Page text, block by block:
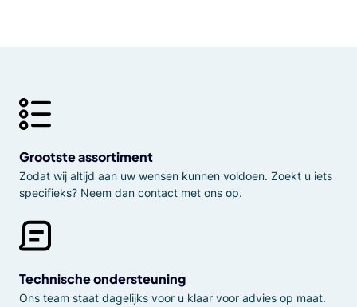
Grootste assortiment
Zodat wij altijd aan uw wensen kunnen voldoen. Zoekt u iets
specifieks? Neem dan contact met ons op.
Technische ondersteuning
Ons team staat dagelijks voor u klaar voor advies op maat.